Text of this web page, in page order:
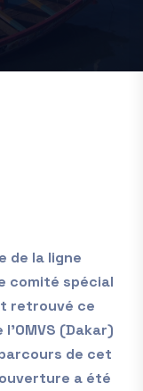
de la ligne
comité spécial
retrouvé ce
(Dakar)
de cet
a été